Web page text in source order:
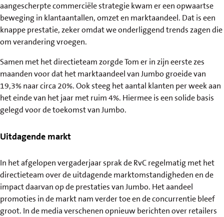
aangescherpte commerciële strategie kwam er een opwaartse
beweging in klantaantallen, omzet en marktaandeel. Dat is een
knappe prestatie, zeker omdat we onderliggend trends zagen die
om verandering vroegen.
Samen met het directieteam zorgde Tom er in zijn eerste zes
maanden voor dat het marktaandeel van Jumbo groeide van
19,3% naar circa 20%. Ook steeg het aantal klanten per week aan
het einde van het jaar met ruim 4%. Hiermee is een solide basis
gelegd voor de toekomst van Jumbo.
Uitdagende markt
In het afgelopen vergaderjaar sprak de RvC regelmatig met het
directieteam over de uitdagende marktomstandigheden en de
impact daarvan op de prestaties van Jumbo. Het aandeel
promoties in de markt nam verder toe en de concurrentie bleef
groot. In de media verschenen opnieuw berichten over retailers